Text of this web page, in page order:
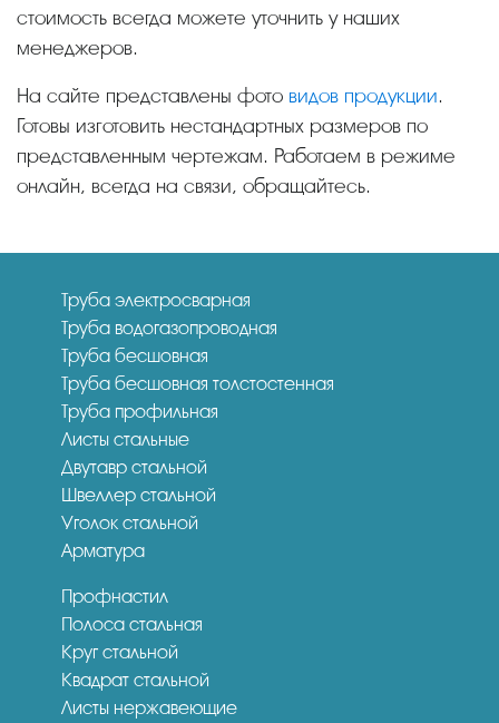
стоимость всегда можете уточнить у наших
менеджеров.
На сайте представлены фото видов продукции.
Готовы изготовить нестандартных размеров по
представленным чертежам. Работаем в режиме
онлайн, всегда на связи, обращайтесь.
Труба электросварная
Труба водогазопроводная
Труба бесшовная
Труба бесшовная толстостенная
Труба профильная
Листы стальные
Двутавр стальной
Швеллер стальной
Уголок стальной
Арматура
Профнастил
Полоса стальная
Круг стальной
Квадрат стальной
Листы нержавеющие